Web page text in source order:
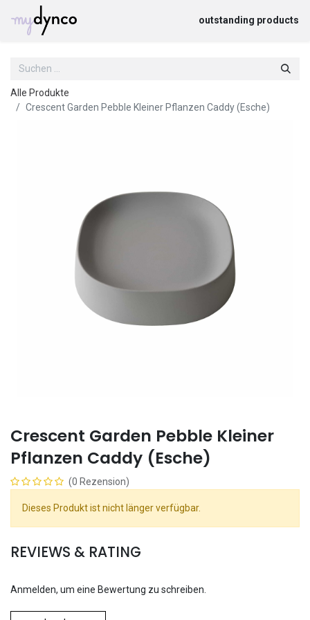
outstanding products
Alle Produkte
Crescent Garden Pebble Kleiner Pflanzen Caddy (Esche)
Crescent Garden Pebble Kleiner
Pflanzen Caddy (Esche)
(0 Rezension)
Dieses Produkt ist nicht länger verfügbar.
REVIEWS & RATING
Anmelden, um eine Bewertung zu schreiben.